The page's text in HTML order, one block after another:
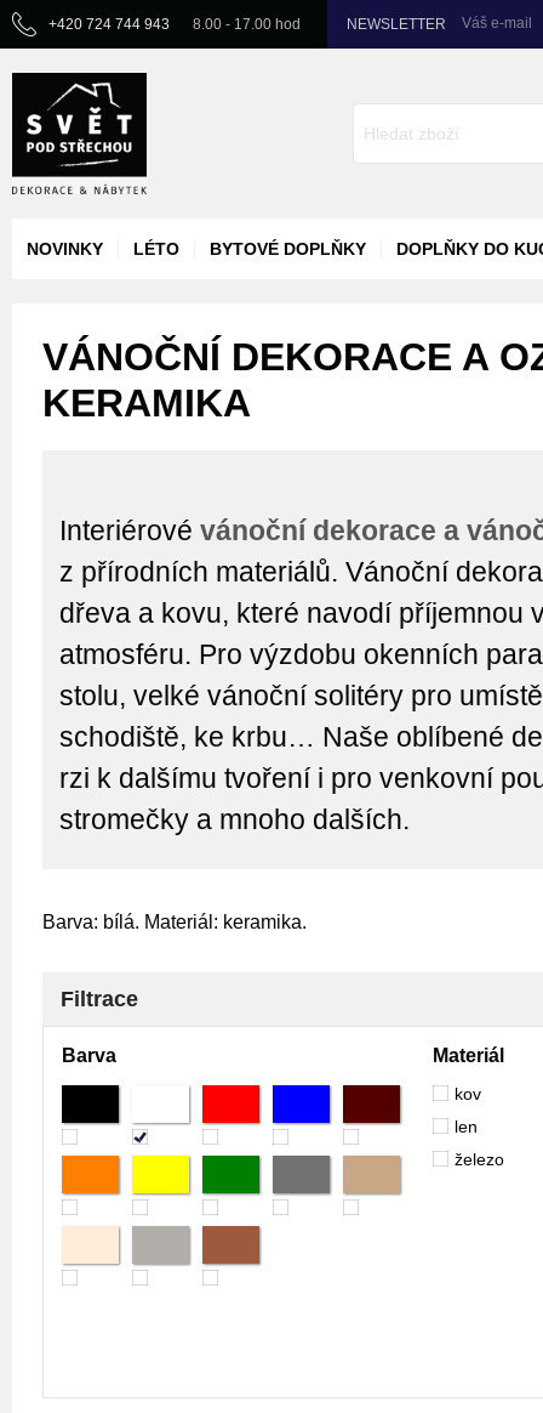
+420 724 744 943 8.00 - 17.00 hod NEWSLETTER Váš e-mail
NOVINKY LÉTO BYTOVÉ DOPLŇKY DOPLŇKY DO
VÁNOČNÍ DEKORACE A
KERAMIKA
Interiérové vánoční dekorace a
z přírodních materiálů. Vánoční
dřeva a kovu, které navodí příjemnou
atmosféru. Pro výzdobu okenních
stolu, velké vánoční solitéry pro
schodiště, ke krbu… Naše oblíbené
rzi k dalšímu tvoření i pro venkovní
stromečky a mnoho dalších.
Barva: bílá. Materiál: keramika.
Filtrace
Barva Materiál
kov
len
železo